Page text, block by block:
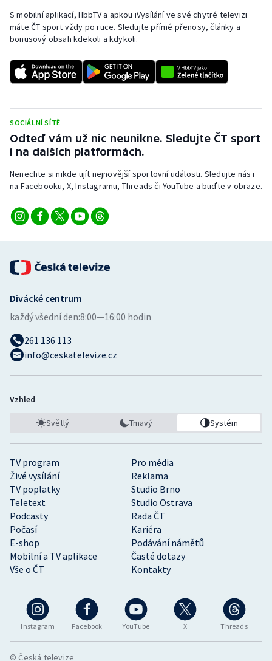
S mobilní aplikací, HbbTV a apkou iVysílání ve své chytré televizi
máte ČT sport vždy po ruce. Sledujte přímé přenosy, články a
bonusový obsah kdekoli a kdykoli.
SOCIÁLNÍ SÍTĚ
Odteď vám už nic neunikne. Sledujte ČT sport
i na dalších platformách.
Nenechte si nikde ujít nejnovější sportovní události. Sledujte nás i
na Facebooku, X, Instagramu, Threads či YouTube a buďte v obraze.
Instagram Facebook YouTube X Threads
TV program
Pro média
Živé vysílání
Reklama
TV poplatky
Studio Brno
Teletext
Studio Ostrava
Podcasty
Rada ČT
Počasí
Kariéra
E-shop
Podávání námětů
Mobilní a TV aplikace
Časté dotazy
Vše o ČT
Kontakty
Divácké centrum
každý všední den:8:00—16:00 hodin
261 136 113
info@ceskatelevize.cz
Vzhled
Světlý Tmavý Systém
© Česká televize